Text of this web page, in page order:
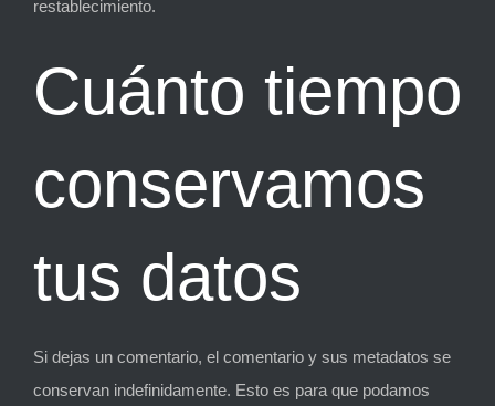
restablecimiento.
Cuánto tiempo
conservamos
tus datos
Si dejas un comentario, el comentario y sus metadatos se
conservan indefinidamente. Esto es para que podamos